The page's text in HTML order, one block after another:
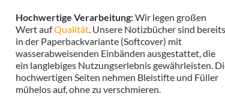
Hochwertige Verarbeitung:Wir legen großen
Wert aufQualität. Unsere Notizbücher sind bereits
in der Paperbackvariante (Softcover) mit
wasserabweisenden Einbänden ausgestattet, die
ein langlebiges Nutzungserlebnis gewährleisten.
hochwertigen Seiten nehmen Bleistifte und Füller
mühelos auf, ohne zu verschmieren.